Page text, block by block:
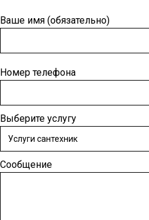
Ваше имя (обязательно)
Номер телефона
Выберите услугу
Сообщение